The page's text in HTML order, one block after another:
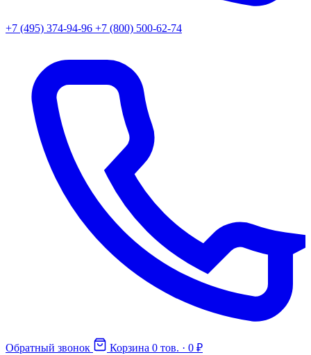
+7 (495) 374-94-96 +7 (800) 500-62-74
Обратный звонок Корзина 0 тов. · 0 ₽